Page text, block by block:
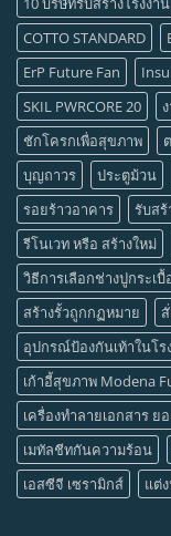
COTTO STANDARD
ErP Future Fan
SKIL PWRCORE 20
ชักโครกเพื่อสุขภาพ
บุญถาวร
ประตูม้วน
รอยร้าวอาคาร
รับสร้
รีโนเวท หรือ สร้างใหม่
วิธีการเลือกช่างปูกระเบื้
สร้างรั้วถูกกฏหมาย
อุปกรณ์ป้องกันเท้าในโร
เก้าอี้สุขภาพ Modena
เครื่องทำลายเอกสาร ย
เมทัลชีทกันความร้อน
เอสซีจี เซรามิกส์
แต่